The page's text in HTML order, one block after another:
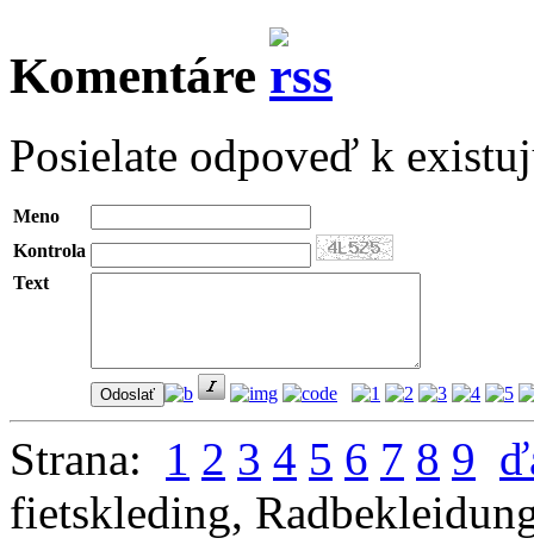
Komentáre
Posielate odpoveď k
Meno
Kontrola
Text
Strana: 1 2 3 4 5 6 7 8 9
fietskleding,